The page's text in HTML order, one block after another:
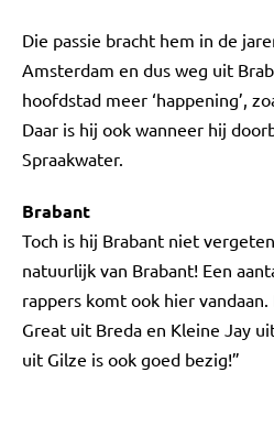
Die passie bracht hem in de
Amsterdam en dus weg uit
hoofdstad meer ‘happening’,
Daar is hij ook wanneer hij
Spraakwater.
Brabant
Toch is hij Brabant niet
natuurlijk van Brabant! Een
rappers komt ook hier
Great uit Breda en Kleine Jay
uit Gilze is ook goed bezig!”